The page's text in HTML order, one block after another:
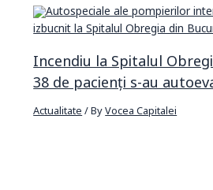
Incendiu la Spitalul
38 de pacienți s-au
Actualitate/ ByVocea Capitalei